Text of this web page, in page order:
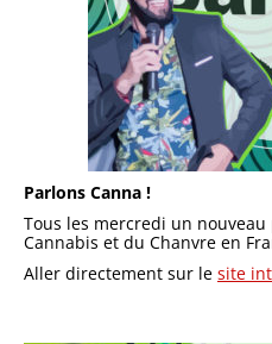
Parlons Canna !
Tous les mercredi un
Cannabis et du Chanvre en
Aller directement sur le site